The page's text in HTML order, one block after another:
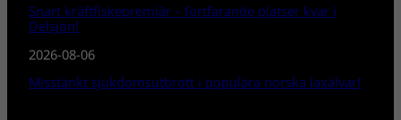
Snart kräftfiskepremiär – fortfarande platser kvar i
Delsjön!
2026-08-06
Misstänkt sjukdomsutbrott i populära norska laxälvar!